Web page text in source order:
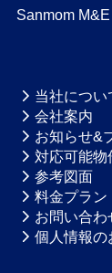
Sanmom
当社につい
会社案内
お知らせ&
対応可能物
参考図面
料金プラン
お問い合わ
個人情報の